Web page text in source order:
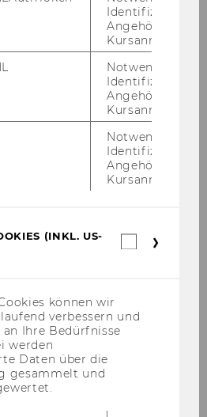
Gedächtsnisvorlesung
Seminar - 19.04.2023
Pricing Conference, 15-
Conference - 06-
- 18-20.01.2023
Identifizierung
Angehörige/r für
Kursanmeldung.
Notwendig zur
Identifizierung
Angehörige/r für
Kursanmeldung.
Notwendig zur
Identifizierung
Angehörige/r für
Kursanmeldung.
(INKL. US-
können wir
verbessern und
an Ihre Bedürfnisse
werden
Daten über die
gesammelt und